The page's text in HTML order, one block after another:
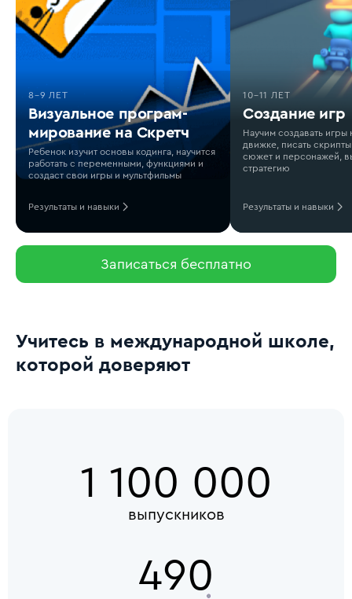
8–9 ЛЕТ
Визуальное програм­
мирование на Скретч
Ребенок изучит основы кодинга, научится
работать с переменными, функциями и
создаст свои игры и мультфильмы
Результаты и навыки
10–11 ЛЕТ
Создание игр
Научим создавать игры
движке, писать
сюжет и персонажей,
стратегию
Результаты и навыки
Учитесь в международной школе,
которой доверяют
1 100 000
выпускников
490